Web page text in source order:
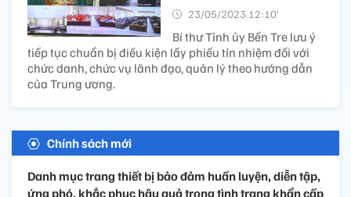
23/05/2023 12:10’
Bí thư Tỉnh ủy Bến Tre lưu ý
tiếp tục chuẩn bị điều kiện lấy phiếu tín nhiệm đối với
chức danh, chức vụ lãnh đạo, quản lý theo hướng dẫn
của Trung ương.
Chính sách mới
Danh mục trang thiết bị bảo đảm huấn luyện, diễn tập,
ứng phó, khắc phục hậu quả trong tình trạng khẩn cấp